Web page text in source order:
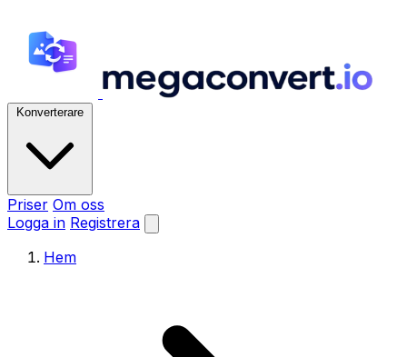
Konverterare
Priser Om oss
Logga in Registrera
Hem